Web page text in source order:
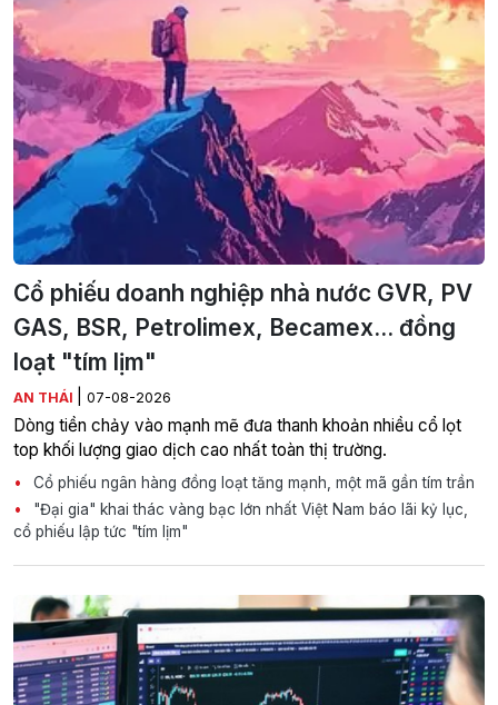
Cổ phiếu doanh nghiệp nhà nước GVR, PV
GAS, BSR, Petrolimex, Becamex... đồng
loạt "tím lịm"
AN THÁI 07-08-2026
Dòng tiền chảy vào mạnh mẽ đưa thanh khoản nhiều cổ lọt
top khối lượng giao dịch cao nhất toàn thị trường.
Cổ phiếu ngân hàng đồng loạt tăng mạnh, một mã gần tím trần
"Đại gia" khai thác vàng bạc lớn nhất Việt Nam báo lãi kỷ lục,
cổ phiếu lập tức "tím lịm"